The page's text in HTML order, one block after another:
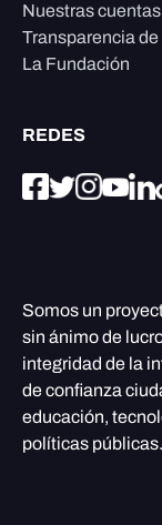
Nuestras cuentas
Transparencia
La Fundación
REDES
Somos un
sin ánimo de
integridad de la
de confianza
educación,
políticas públicas.